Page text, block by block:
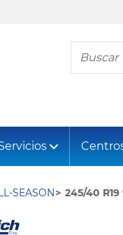
Busca
SEASON 245/40 R19